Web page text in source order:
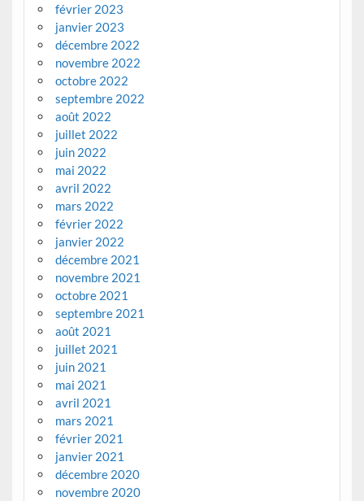
février 2023
janvier 2023
décembre 2022
novembre 2022
octobre 2022
septembre 2022
août 2022
juillet 2022
juin 2022
mai 2022
avril 2022
mars 2022
février 2022
janvier 2022
décembre 2021
novembre 2021
octobre 2021
septembre 2021
août 2021
juillet 2021
juin 2021
mai 2021
avril 2021
mars 2021
février 2021
janvier 2021
décembre 2020
novembre 2020